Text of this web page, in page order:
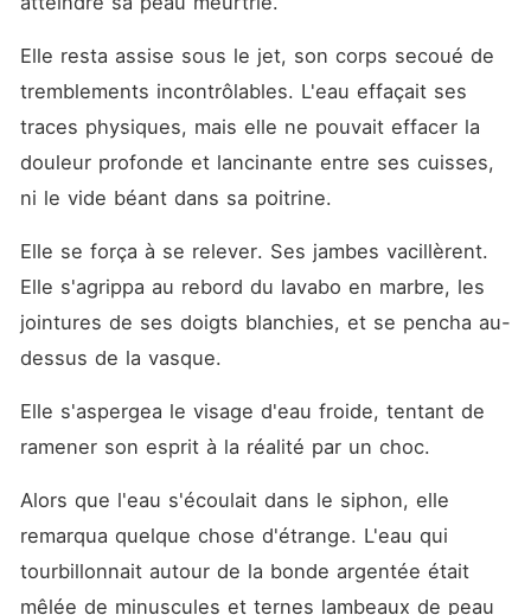
Elle resta assise sous le jet, son corps secoué de
tremblements incontrôlables. L'eau effaçait ses
traces physiques, mais elle ne pouvait effacer la
douleur profonde et lancinante entre ses cuisses,
ni le vide béant dans sa poitrine.
Elle se força à se relever. Ses jambes vacillèrent.
Elle s'agrippa au rebord du lavabo en marbre, les
jointures de ses doigts blanchies, et se pencha au-
dessus de la vasque.
Elle s'aspergea le visage d'eau froide, tentant de
ramener son esprit à la réalité par un choc.
Alors que l'eau s'écoulait dans le siphon, elle
remarqua quelque chose d'étrange. L'eau qui
tourbillonnait autour de la bonde argentée était
mêlée de minuscules et ternes lambeaux de peau